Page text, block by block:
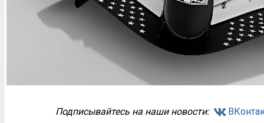
Подписывайтесь на наши новости: